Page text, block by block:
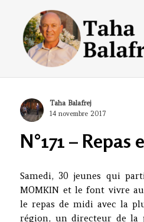
Taha Balafrej Blog
Author
Taha Balafrej
Posted
14 novembre 2017
N°171 – Repas
Samedi, 30 jeunes qui
MOMKIN et le font vivre
le repas de midi avec la
région, un directeur de la